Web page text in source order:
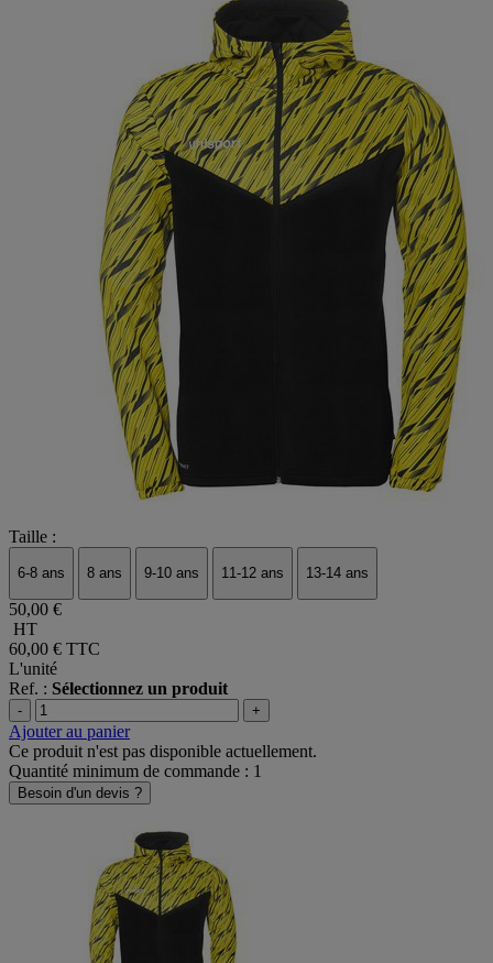
Taille :
6-8 ans 8 ans 9-10 ans 11-12 ans 13-14 ans
50,00 €
HT
60,00 € TTC
L'unité
Ref. : Sélectionnez un produit
- +
Ajouter au panier
Ce produit n'est pas disponible actuellement.
Quantité minimum de commande : 1
Besoin d'un devis ?